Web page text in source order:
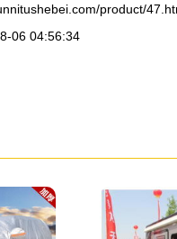
product/
06 04:56:34